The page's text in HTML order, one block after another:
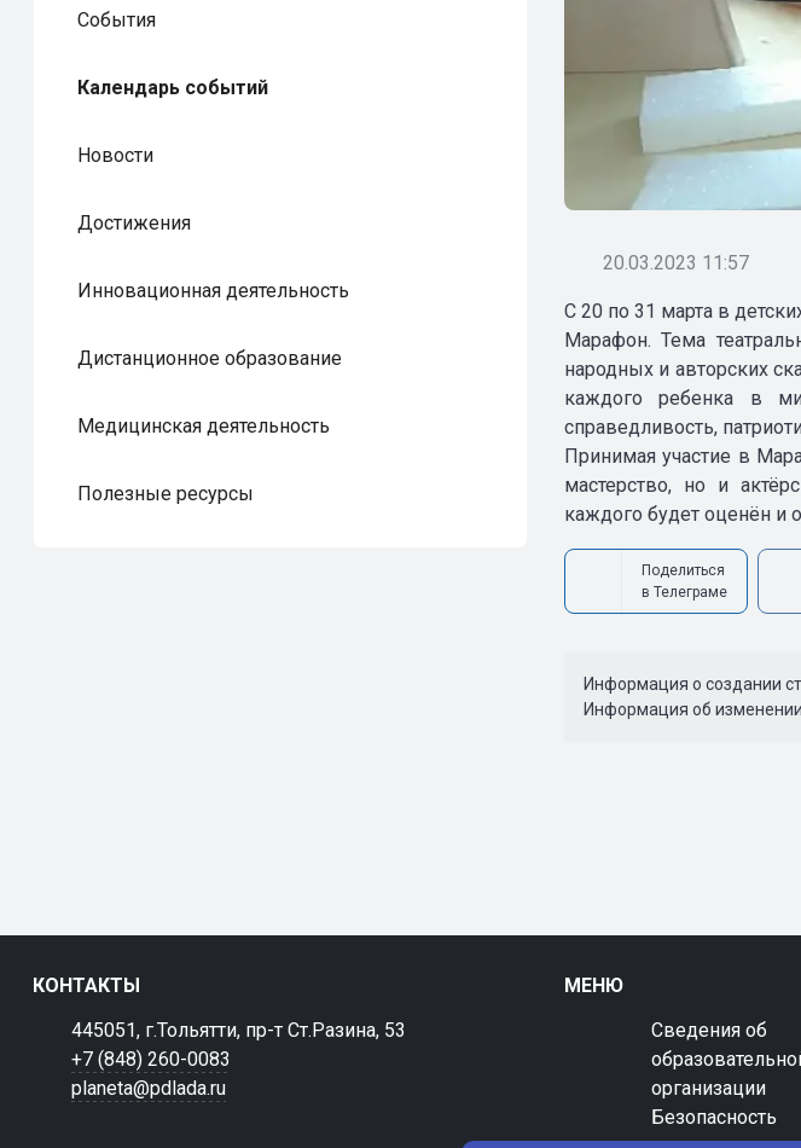
События
Календарь событий
Новости
Достижения
Инновационная деятельность
Дистанционное образование
Медицинская деятельность
Полезные ресурсы
20.03.2023 11:57
С 20 по 31 марта в
Марафон. Тема
народных и авторских
каждого ребенка в
справедливость,
Принимая участие в
мастерство, но и
каждого будет оценён и
Поделиться
в Телеграме
Информация о создании
Информация об
КОНТАКТЫ
445051, г.Тольятти, пр-т Ст.Разина, 53
+7 (848) 260-0083
planeta@pdlada.ru
МЕНЮ
Сведения об
организации
Безопасность